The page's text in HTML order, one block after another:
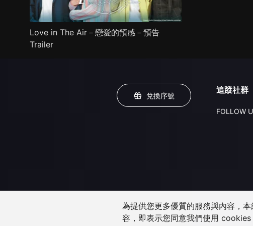
Love in The Air－戀愛的預感－預告
Trailer
兌換序號
追蹤社群
FOLLOW
為提供您更多優質的服務與內容，
容，即表示您同意我們使用